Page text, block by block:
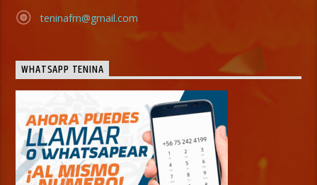
teninafm@gmail.com
WHATSAPP TENINA